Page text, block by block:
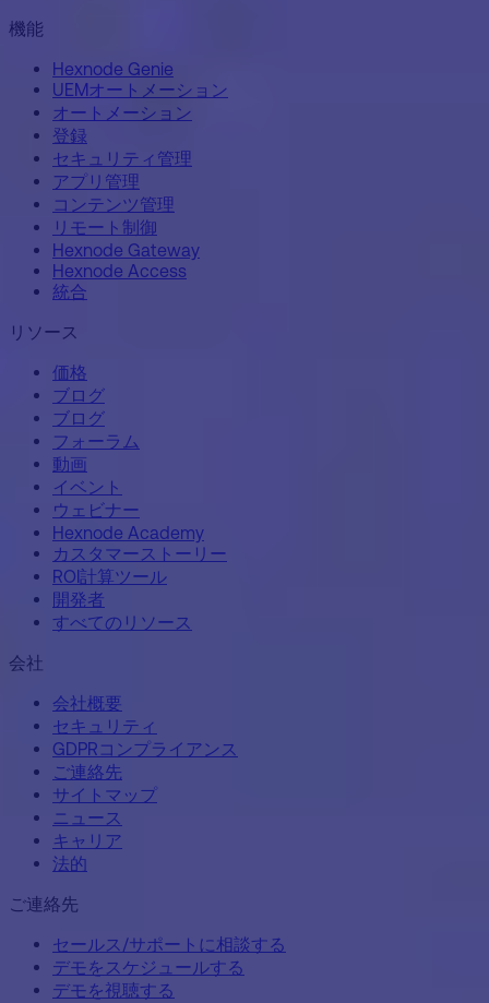
機能
Hexnode Genie
UEMオートメーション
オートメーション
登録
セキュリティ管理
アプリ管理
コンテンツ管理
リモート制御
Hexnode Gateway
Hexnode Access
統合
リソース
価格
ブログ
ブログ
フォーラム
動画
イベント
ウェビナー
Hexnode Academy
カスタマーストーリー
ROI計算ツール
開発者
すべてのリソース
会社
会社概要
セキュリティ
GDPRコンプライアンス
ご連絡先
サイトマップ
ニュース
キャリア
法的
ご連絡先
セールス/サポートに相談する
デモをスケジュールする
デモを視聴する